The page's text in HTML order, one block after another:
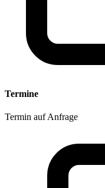
Termine
Termin auf Anfrage